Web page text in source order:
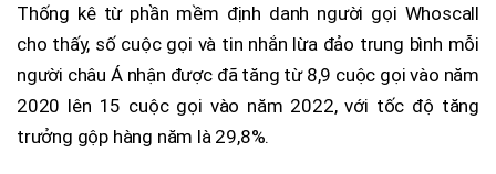
Thống kê từ phần mềm định danh người gọi Whoscall
cho thấy, số cuộc gọi và tin nhắn lừa đảo trung bình mỗi
người châu Á nhận được đã tăng từ 8,9 cuộc gọi vào năm
2020 lên 15 cuộc gọi vào năm 2022, với tốc độ tăng
trưởng gộp hàng năm là 29,8%.